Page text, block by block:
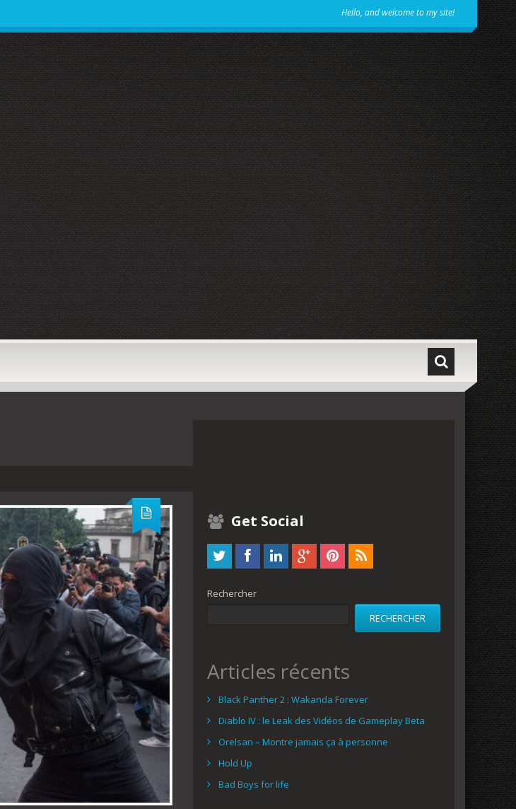
Hello, and welcome to my site!
Get Social
Rechercher
RECHERCHER
Articles récents
Black Panther 2 : Wakanda Forever
Diablo IV : le Leak des Vidéos de Gameplay Beta
Orelsan – Montre jamais ça à personne
Hold Up
Bad Boys for life